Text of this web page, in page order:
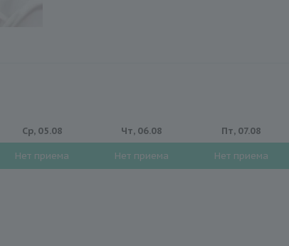
Ср, 05.08
Нет приема
Чт, 06.08
Нет приема
Пт, 07.08
Нет приема